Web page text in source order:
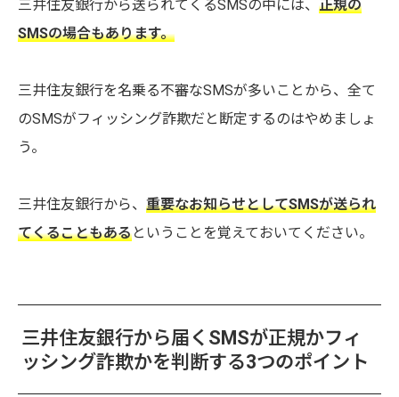
三井住友銀行から送られてくるSMSの中には、 正規の
SMSの場合もあります。
三井住友銀行を名乗る不審なSMSが多いことから、全て
のSMSがフィッシング詐欺だと断定するのはやめましょ
う。
三井住友銀行から、 重要なお知らせとしてSMSが送られ
てくることもあるということを覚えておいてください。
三井住友銀行から届くSMSが正規かフィ
ッシング詐欺かを判断する3つのポイント